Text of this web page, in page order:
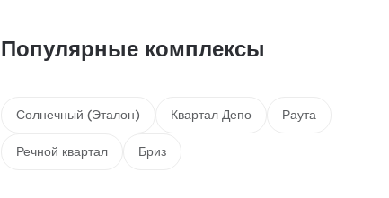
Популярные комплексы
Солнечный (Эталон) Квартал Депо Раута
Речной квартал Бриз